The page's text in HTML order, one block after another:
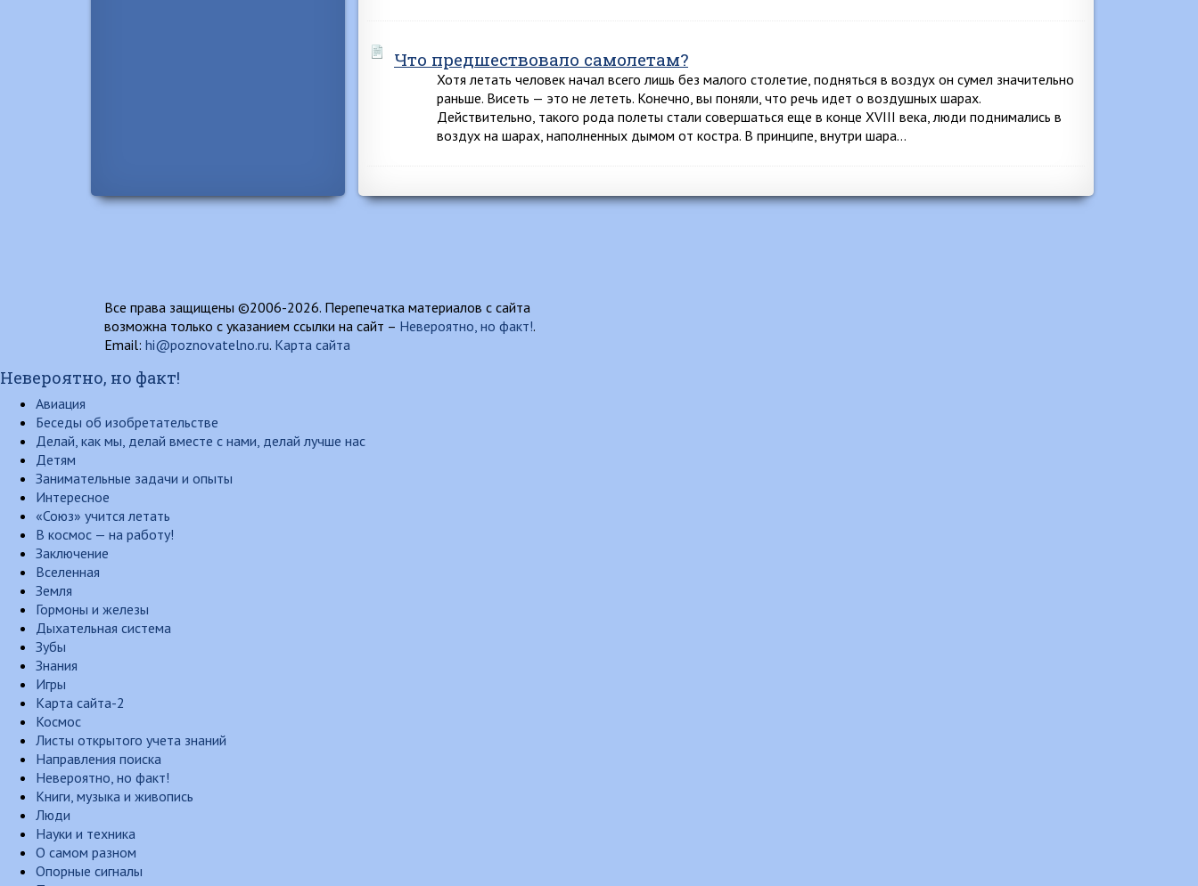
Что предшествовало самолетам?
Хотя летать человек начал всего лишь без малого столетие, подняться в воздух он сумел значительно
раньше. Висеть — это не лететь. Конечно, вы поняли, что речь идет о воздушных шарах.
Действительно, такого рода полеты стали совершаться еще в конце XVIII века, люди поднимались в
воздух на шарах, наполненных дымом от костра. В принципе, внутри шара…
Все права защищены ©2006-2026. Перепечатка материалов с сайта
возможна только с указанием ссылки на сайт – Невероятно, но факт!.
Email: hi@poznovatelno.ru. Карта сайта
Невероятно, но факт!
Авиация
Беседы об изобретательстве
Делай, как мы, делай вместе с нами, делай лучше нас
Детям
Занимательные задачи и опыты
Интересное
«Союз» учится летать
В космос — на работу!
Заключение
Вселенная
Земля
Гормоны и железы
Дыхательная система
Зубы
Знания
Игры
Карта сайта-2
Космос
Листы открытого учета знаний
Направления поиска
Невероятно, но факт!
Книги, музыка и живопись
Люди
Науки и техника
О самом разном
Опорные сигналы